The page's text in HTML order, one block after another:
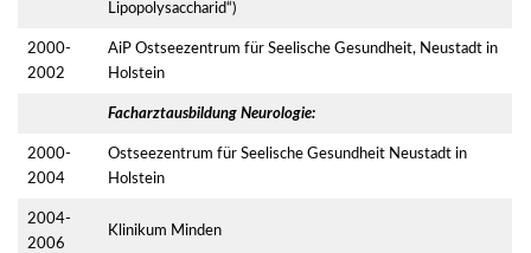
Lipopolysaccharid“)
2000-
2002
AiP Ostseezentrum für Seelische Gesundheit, Neustadt in
Holstein
Facharztausbildung Neurologie:
2000-
2004
Ostseezentrum für Seelische Gesundheit Neustadt in
Holstein
2004-
2006
Klinikum Minden